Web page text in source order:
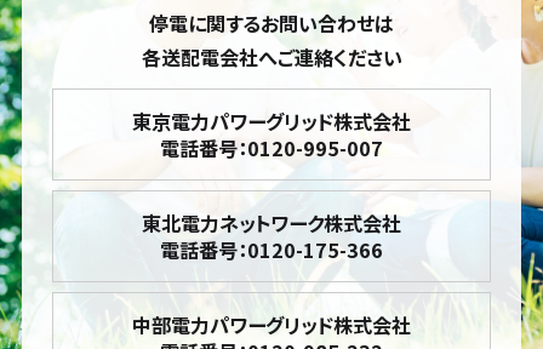
停電に関するお問い合わせは
各送配電会社へご連絡ください
東京電力パワーグリッド株式会社
電話番号：0120-995-007
東北電力ネットワーク株式会社
電話番号：0120-175-366
中部電力パワーグリッド株式会社